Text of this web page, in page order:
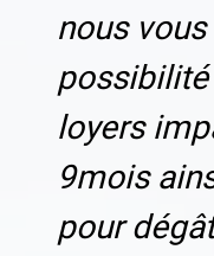
nous
loyers
9mois
pour